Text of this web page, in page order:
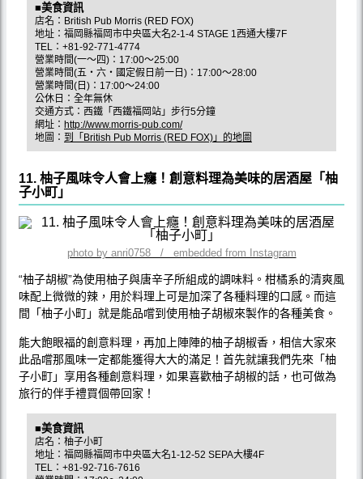
■美食資訊
店名：British Pub Morris (RED FOX)
地址：福岡縣福岡市中央區大名2-1-4 STAGE 1西通大樓7F
TEL：+81-92-771-4774
營業時間(一〜四)：17:00〜25:00
營業時間(五‧六‧國定假日前一日)：17:00〜28:00
營業時間(日)：17:00〜24:00
公休日：全年無休
交通方式：西鐵「西鐵福岡站」步行5分鐘
網址： http://www.morris-pub.com/
地圖： 到「British Pub Morris (RED FOX)」的地圖
11. 柚子風味令人會上癮！創意料理為美味的居酒屋「柚
子小町」
photo by anri0758 / embedded from Instagram
“柚子胡椒”為使用柚子與唐辛子所組成的調味料。柑橘系的清爽風
味配上微微的辣，用於料理上可是加深了各種料理的口感。而這
間「柚子小町」就是能品嚐到使用柚子胡椒來製作的各種美食。
能大飽眼福的創意料理，再加上陣陣的柚子胡椒香，相信大家來
此品嚐那風味一定都能獲得大大的滿足！首先就讓我們先來「柚
子小町」享用各種創意料理，如果喜歡柚子胡椒的話，也可做為
旅行的伴手禮買個帶回家！
■美食資訊
店名：柚子小町
地址：福岡縣福岡市中央區大名1-12-52 SEPA大樓4F
TEL：+81-92-716-7616